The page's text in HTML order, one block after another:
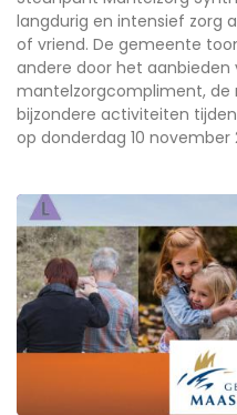
langdurig en intensief zorg
of vriend. De gemeente
andere door het aanbieden
mantelzorgcompliment,
bijzondere activiteiten
op donderdag 10 november